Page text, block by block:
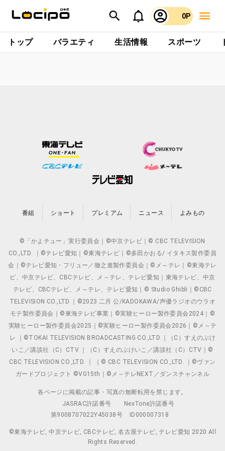
0P
トップ バラエティ 生活情報 スポーツ
番組 ショート プレミアム ニュース よみもの
©「かよチュー」実行委員会｜©中京テレビ｜© CBC TELEVISION
CO.,LTD. ｜©テレビ愛知｜©東海テレビ｜©多田かおる/ イタキス製作委員
会｜©テレビ愛知・フリュー／徹之進製作委員会｜©メ～テレ｜©東海テレ
ビ、中京テレビ、CBCテレビ、メ～テレ、テレビ愛知｜東海テレビ、中京
テレビ、CBCテレビ、メ～テレ、テレビ愛知｜© Studio Ghibli｜©CBC
TELEVISION CO.,LTD.｜©2023 二月 公/KADOKAWA/声優ラジオのウラオ
モテ製作委員会｜©東海テレビ事業｜©実験ヒーロー製作委員会2024｜©
実験ヒーロー製作委員会2025｜©実験ヒーロー製作委員会2026｜©メ～テ
レ ｜©TOKAI TELEVISION BROADCASTING CO.,LTD.｜（C）すえのぶけ
いこ／講談社（C）CTV ｜（C）すえのぶけいこ／講談社（C）CTV｜©
CBC TELEVISION CO.,LTD. ｜ ｜© CBC TELEVISION CO.,LTD. ｜©ヴァン
ガードプロジェクト ©VG15th｜©メ～テレNEXT／ダンスチャンネル
各ページに掲載の記事・写真の無断転用を禁じます。
JASRAC許諾番号
NexTone許諾番号
第9008707022Y45038号
ID000007318
©東海テレビ, 中京テレビ, CBCテレビ, 名古屋テレビ, テレビ愛知 2020 All
Rights Reserved.